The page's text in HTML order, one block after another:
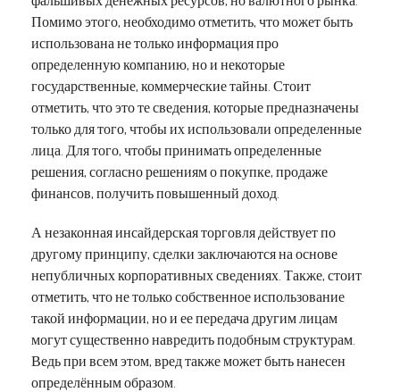
Помимо этого, необходимо отметить, что может быть
использована не только информация про
определенную компанию, но и некоторые
государственные, коммерческие тайны. Стоит
отметить, что это те сведения, которые предназначены
только для того, чтобы их использовали определенные
лица. Для того, чтобы принимать определенные
решения, согласно решениям о покупке, продаже
финансов, получить повышенный доход.
А незаконная инсайдерская торговля действует по
другому принципу, сделки заключаются на основе
непубличных корпоративных сведениях. Также, стоит
отметить, что не только собственное использование
такой информации, но и ее передача другим лицам
могут существенно навредить подобным структурам.
Ведь при всем этом, вред также может быть нанесен
определённым образом.